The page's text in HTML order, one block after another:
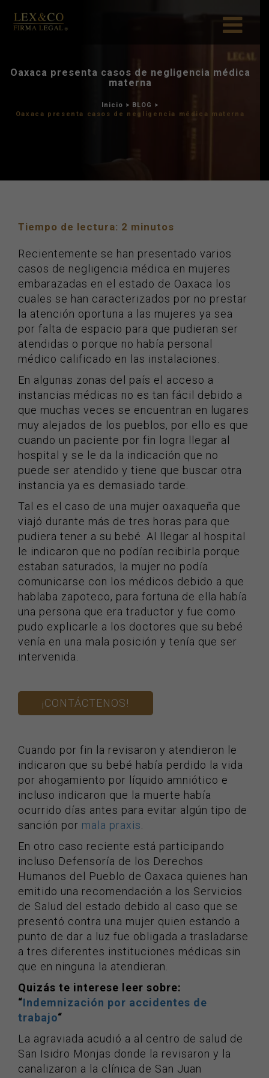
Oaxaca presenta casos de
Tiempo de lectura: 2 minutos
Recientemente se han presentado varios
casos de negligencia médica en mujeres
embarazadas en el estado de Oaxaca los
cuales se han caracterizados por no prestar
la atención oportuna a las mujeres ya sea
por falta de espacio para que pudieran ser
atendidas o porque no había personal
médico calificado en las instalaciones.
En algunas zonas del país el acceso a
instancias médicas no es tan fácil debido a
que muchas veces se encuentran en lugares
muy alejados de los pueblos, por ello es que
cuando un paciente por fin logra llegar al
hospital y se le da la indicación que no
puede ser atendido y tiene que buscar otra
instancia ya es demasiado tarde.
Tal es el caso de una mujer oaxaqueña que
viajó durante más de tres horas para que
pudiera tener a su bebé. Al llegar al hospital
le indicaron que no podían recibirla porque
estaban saturados, la mujer no podía
comunicarse con los médicos debido a que
hablaba zapoteco, para fortuna de ella había
una persona que era traductor y fue como
pudo explicarle a los doctores que su bebé
venía en una mala posición y tenía que ser
intervenida.
¡CONTÁCTENOS!
Cuando por fin la revisaron y atendieron le
indicaron que su bebé había perdido la vida
por ahogamiento por líquido amniótico e
incluso indicaron que la muerte había
ocurrido días antes para evitar algún tipo de
sanción por mala praxis
En otro caso reciente está participando
incluso Defensoría de los Derechos
Humanos del Pueblo de Oaxaca quienes han
emitido una recomendación a los Servicios
de Salud del estado debido al caso que se
presentó contra una mujer quien estando a
punto de dar a luz fue obligada a trasladarse
a tres diferentes instituciones médicas sin
que en ninguna la atendieran.
Quizás te interese leer sobre:
“Indemnización por accidentes de
trabajo“
La agraviada acudió a al centro de salud de
San Isidro Monjas donde la revisaron y la
canalizaron a la clínica de San Juan